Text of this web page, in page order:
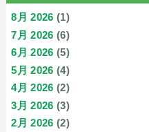
8月 2026 (1)
7月 2026 (6)
6月 2026 (5)
5月 2026 (4)
4月 2026 (2)
3月 2026 (3)
2月 2026 (2)